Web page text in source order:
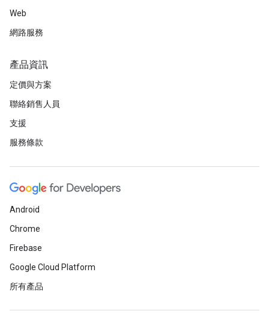
Web
網路服務
產品資訊
定價與方案
聯絡銷售人員
支援
服務條款
Android
Chrome
Firebase
Google Cloud Platform
所有產品